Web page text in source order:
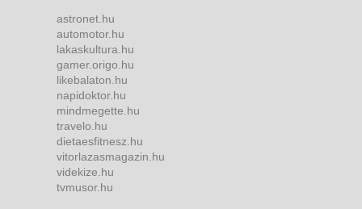
astronet.hu
automotor.hu
lakaskultura.hu
gamer.origo.hu
likebalaton.hu
napidoktor.hu
mindmegette.hu
travelo.hu
dietaesfitnesz.hu
vitorlazasmagazin.hu
videkize.hu
tvmusor.hu